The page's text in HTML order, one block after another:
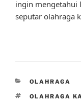
ingin mengetahui
seputar olahraga
CATEGORIES
OLAHRAGA
TAGS
OLAHRAGA